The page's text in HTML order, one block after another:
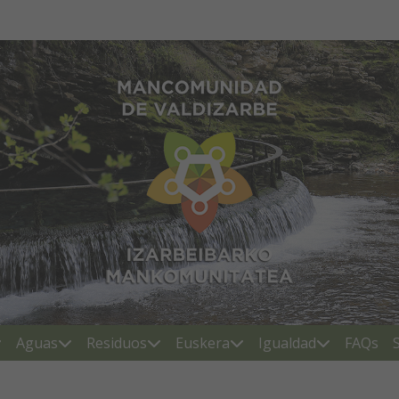
Mancomunidad de
Aguas Residuos Euskera Igualdad FAQs